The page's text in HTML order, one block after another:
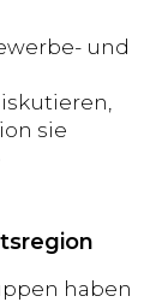
und
sie
haben